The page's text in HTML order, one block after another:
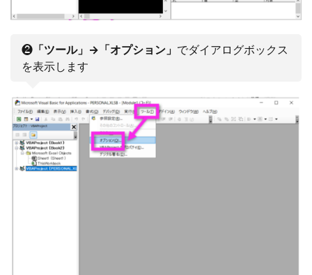
❷ 「ツール」→「オプション」 でダイアログボックス
を表示します